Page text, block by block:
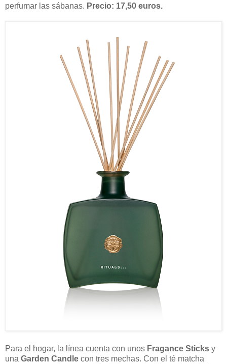
perfumar las sábanas. Precio: 17,50 euros.
Para el hogar, la línea cuenta con unos Fragance Sticks y
una Garden Candle con tres mechas. Con el té matcha